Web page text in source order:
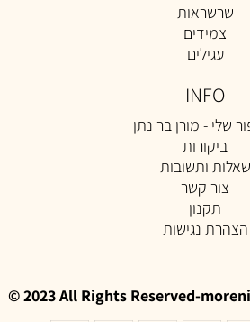
שרשראות
צמידים
עגילים
INFO
שלי - מורן בר נתן
ביקורות
שאלות ותשובות
צור קשר
תקנון
הצהרת נגישות
© 2023 All Rights Reserved-